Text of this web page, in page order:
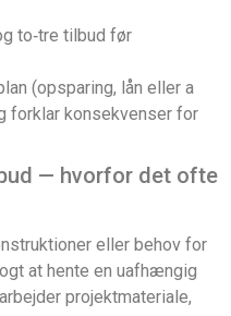
to‑tre tilbud før
(opsparing, lån eller a
forklar konsekvenser for
— hvorfor det ofte
eller behov for
at hente en uafhængig
projektmateriale,